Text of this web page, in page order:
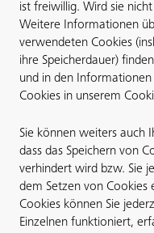
ist freiwillig. Wird sie
Weitere Informationen
verwendeten Cookies
ihre Speicherdauer)
und in den
Cookies in unserem
Sie können weiters auch
dass das Speichern von
verhindert wird bzw. Sie
dem Setzen von Cookies
Cookies können Sie
Einzelnen funktioniert,